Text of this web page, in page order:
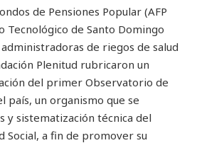
de Pensiones Popular (AFP
Tecnológico de Santo Domingo
de riegos de salud
Plenitud rubricaron un
del primer Observatorio de
país, un organismo que se
y sistematización técnica del
Social, a fin de promover su